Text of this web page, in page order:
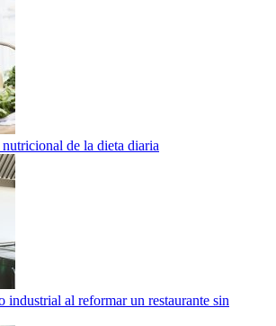
de la dieta diaria
industrial al reformar un restaurante sin